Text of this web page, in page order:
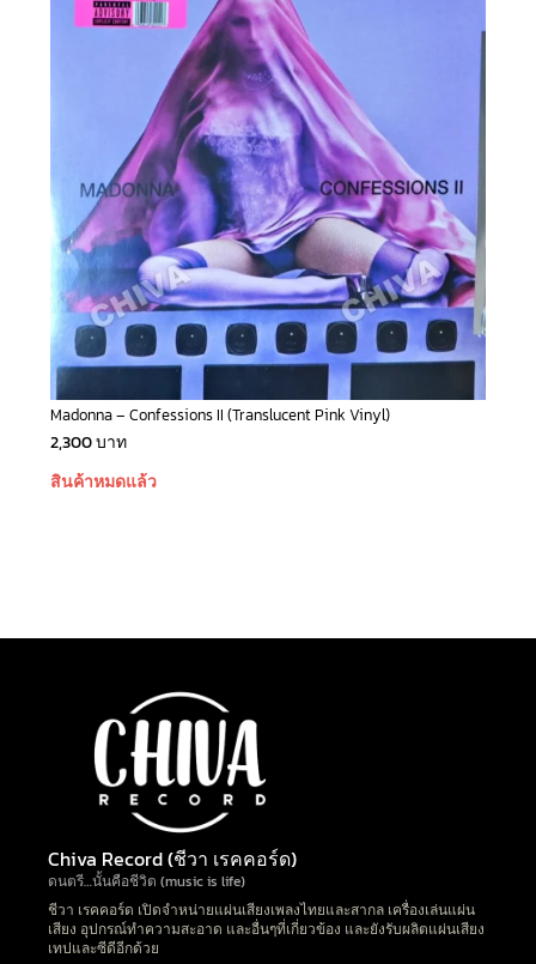
Madonna – Confessions II (Translucent Pink Vinyl)
2,300บาท
สินค้าหมดแล้ว
Chiva Record (ชีวา เรคคอร์ด)
ดนตรี…นั้นคือชีวิต (music is life)
ชีวา เรคคอร์ด เปิดจำหน่ายแผ่นเสียงเพลงไทยและสากล เครื่องเล่นแผ่น
เสียง อุปกรณ์ทำความสะอาด และอื่นๆที่เกี่ยวข้อง และยังรับผลิตแผ่นเสียง
เทปและซีดีอีกด้วย